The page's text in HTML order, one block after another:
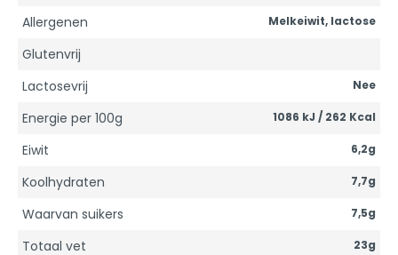
Allergenen Melkeiwit, lactose
Glutenvrij
Lactosevrij
Nee
Energie per 100g 1086 kJ / 262 Kcal
Eiwit 6,2g
Koolhydraten 7,7g
Waarvan suikers 7,5g
Totaal vet 23g